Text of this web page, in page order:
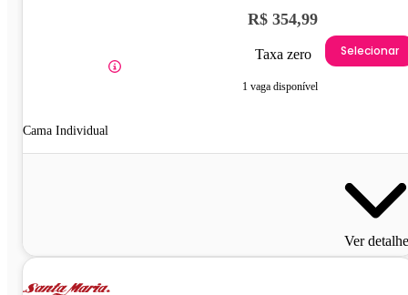
Cama Individual
R$ 354,99
Taxa zero
1 vaga disponível
Selecionar
Ver